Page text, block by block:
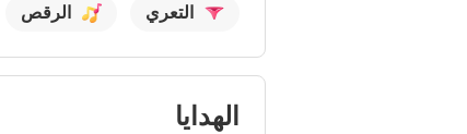
التعري الرقص
الهدايا